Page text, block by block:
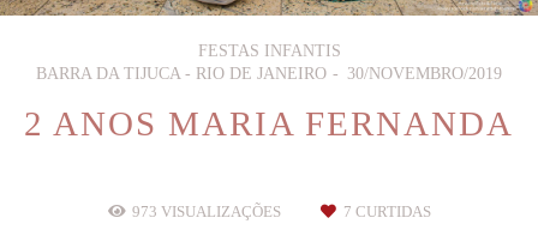
FESTAS INFANTIS
BARRA DA TIJUCA - RIO DE JANEIRO
30/NOVEMBRO/2019
2 ANOS MARIA FERNANDA
973 VISUALIZAÇÕES 7 CURTIDAS